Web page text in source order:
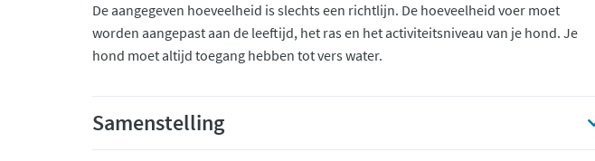
De aangegeven hoeveelheid is slechts een richtlijn. De hoeveelheid voer moet
worden aangepast aan de leeftijd, het ras en het activiteitsniveau van je hond. Je
hond moet altijd toegang hebben tot vers water.
Samenstelling